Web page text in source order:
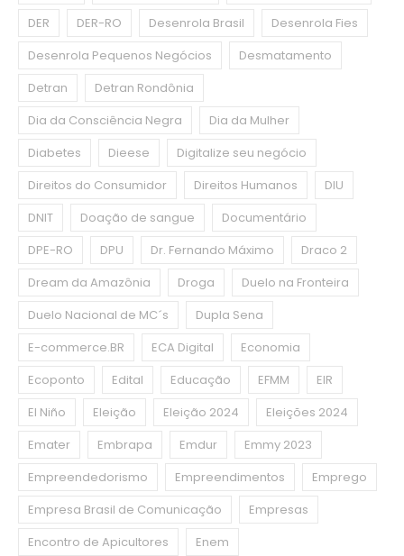
DER
DER-RO Desenrola Brasil
Desenrola Fies
Desenrola Pequenos Negócios
Desmatamento
Detran
Detran Rondônia
Dia da Consciência Negra
Dia da Mulher
Diabetes
Dieese
Digitalize seu negócio
Direitos do Consumidor
Direitos Humanos
DIU
DNIT
Doação de sangue
Documentário
DPE-RO
DPU Dr. Fernando Máximo
Draco 2
Dream da Amazônia
Droga
Duelo na Fronteira
Duelo Nacional de MC´s
Dupla Sena
E-commerce.BR
ECA Digital
Economia
Ecoponto
Edital Educação EFMM
EIR
El Niño
Eleição Eleição 2024
Eleições 2024
Emater
Embrapa Emdur
Emmy 2023
Empreendedorismo
Empreendimentos
Emprego
Empresa Brasil de Comunicação
Empresas
Encontro de Apicultores
Enem